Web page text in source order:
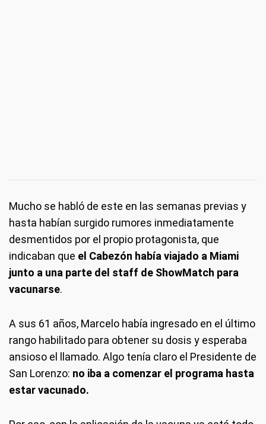
Mucho se habló de este en las semanas previas y
hasta habían surgido rumores inmediatamente
desmentidos por el propio protagonista, que
indicaban que el Cabezón había viajado a Miami
junto a una parte del staff de ShowMatch para
vacunarse.
A sus 61 años, Marcelo había ingresado en el último
rango habilitado para obtener su dosis y esperaba
ansioso el llamado. Algo tenía claro el Presidente de
San Lorenzo: no iba a comenzar el programa hasta
estar vacunado.